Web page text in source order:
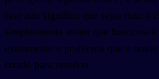
Isso não significa que sejas mau a
simplesmente assim que funciona
exatamente o problema que o
criado para resolver.